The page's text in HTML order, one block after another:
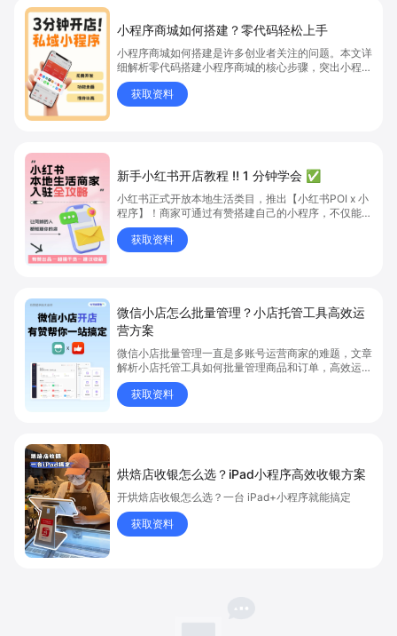
小程序商城如何搭建？零代码轻松上手
小程序商城如何搭建是许多创业者关注的问题。本文详
细解析零代码搭建小程序商城的核心步骤，突出小程序
商城、商城搭建与零代码开店优势，帮助你轻松实现商
品上架、全渠道销售及高效会员运营，快速开启线上卖
货新模式。点击获取详细操作指南！
获取资料
新手小红书开店教程 ‼️ 1 分钟学会 ✅
小红书正式开放本地生活类目，推出【小红书POI x 小
程序】！商家可通过有赞搭建自己的小程序，不仅能上
团购，还能把内容种草、线上下单、到店核销一键打
通，让生意触达更多流量！
获取资料
微信小店怎么批量管理？小店托管工具高效运
营方案
微信小店批量管理一直是多账号运营商家的难题，文章
解析小店托管工具如何批量管理商品和订单，高效运营
多账号微信小店。通过智能同步、AI运营托管和丰富营
销玩法，全面提升门店管理效率。点击了解微信小店批
量管理、高效托管的实用方案！
获取资料
烘焙店收银怎么选？iPad小程序高效收银方案
开烘焙店收银怎么选？一台 iPad+小程序就能搞定
获取资料